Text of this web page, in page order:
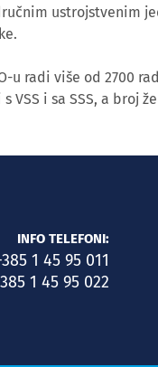
ustrojstvenim
u radi više od 2700
VSS i sa SSS, a broj
INFO TELEFONI:
1 45 95 011
1 45 95 022